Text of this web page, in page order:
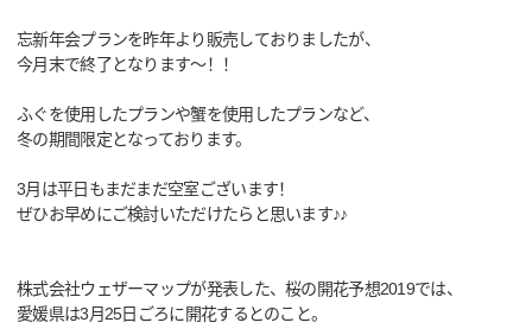
忘新年会プランを昨年より販売しておりましたが、
今月末で終了となります～！！
ふぐを使用したプランや蟹を使用したプランなど、
冬の期間限定となっております。
3月は平日もまだまだ空室ございます！
ぜひお早めにご検討いただけたらと思います♪♪
株式会社ウェザーマップが発表した、桜の開花予想2019では、
愛媛県は3月25日ごろに開花するとのこと。